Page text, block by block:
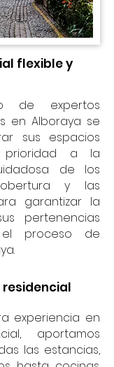
flexible y
de expertos
en Alboraya se
sus espacios
prioridad a la
de los
y las
garantizar la
pertenencias
proceso de
residencial
experiencia en
aportamos
las estancias,